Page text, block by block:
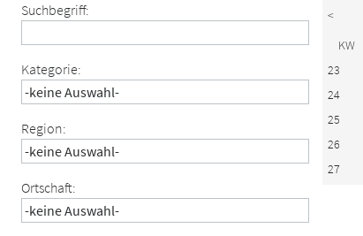
Suchbegriff:
Kategorie:
Region:
Ortschaft:
<
KW
23
24
25
26
27